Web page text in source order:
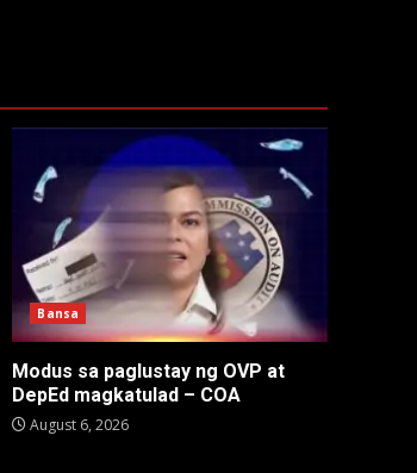
Bansa
Modus sa paglustay ng OVP at
DepEd magkatulad – COA
August 6, 2026